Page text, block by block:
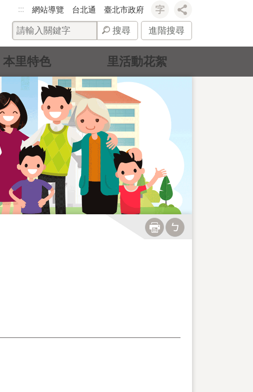
::: 網站導覽 台北通 臺北市政府
搜尋 進階搜尋
本里特色 里活動花絮